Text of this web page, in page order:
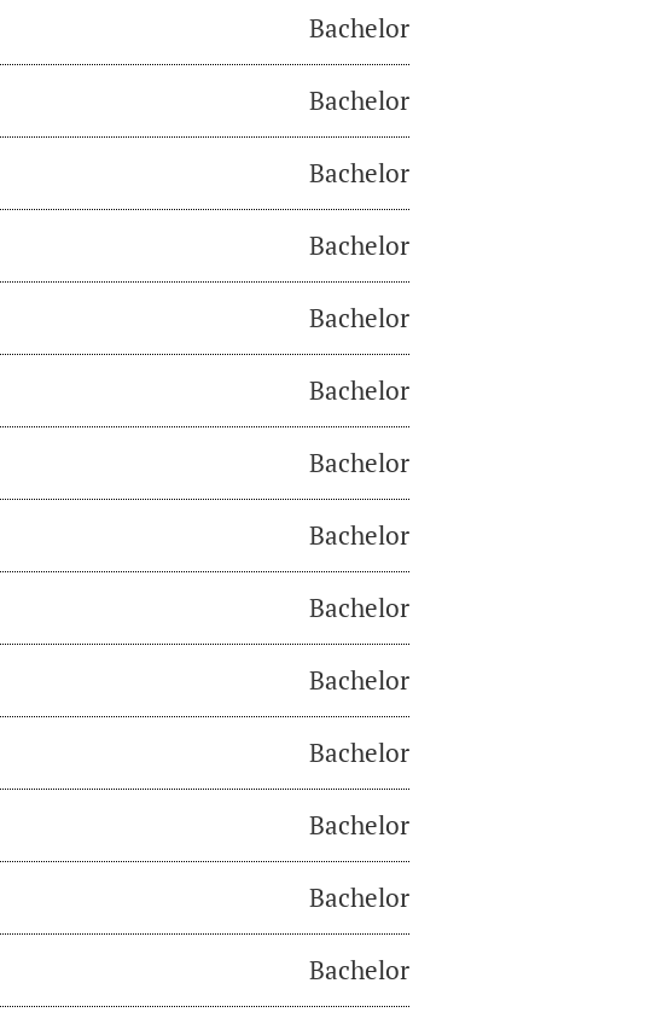
Bachelor
Bachelor
Bachelor
Bachelor
Bachelor
Bachelor
Bachelor
Bachelor
Bachelor
Bachelor
Bachelor
Bachelor
Bachelor
Bachelor